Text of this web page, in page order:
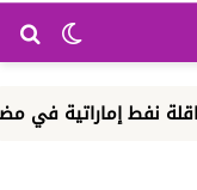
الوضع
في مضيق هرمز